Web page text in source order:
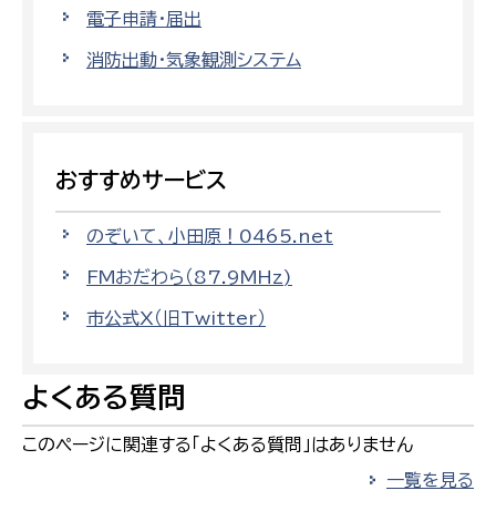
電子申請・届出
消防出動・気象観測システム
おすすめサービス
のぞいて、小田原！0465.net
FMおだわら（87.9MHz)
市公式X（旧Twitter）
よくある質問
このページに関連する「よくある質問」はありません
一覧を見る